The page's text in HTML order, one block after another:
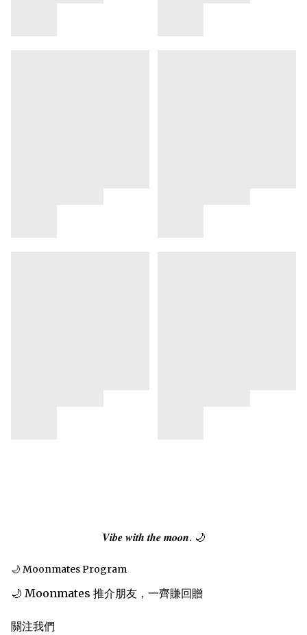
𝑽𝒊𝒃𝒆 𝒘𝒊𝒕𝒉 𝒕𝒉𝒆 𝒎𝒐𝒐𝒏. 🌙
🌙 Moonmates Program
🌙 Moonmates 推介朋友，一齊賺回贈
關注我們